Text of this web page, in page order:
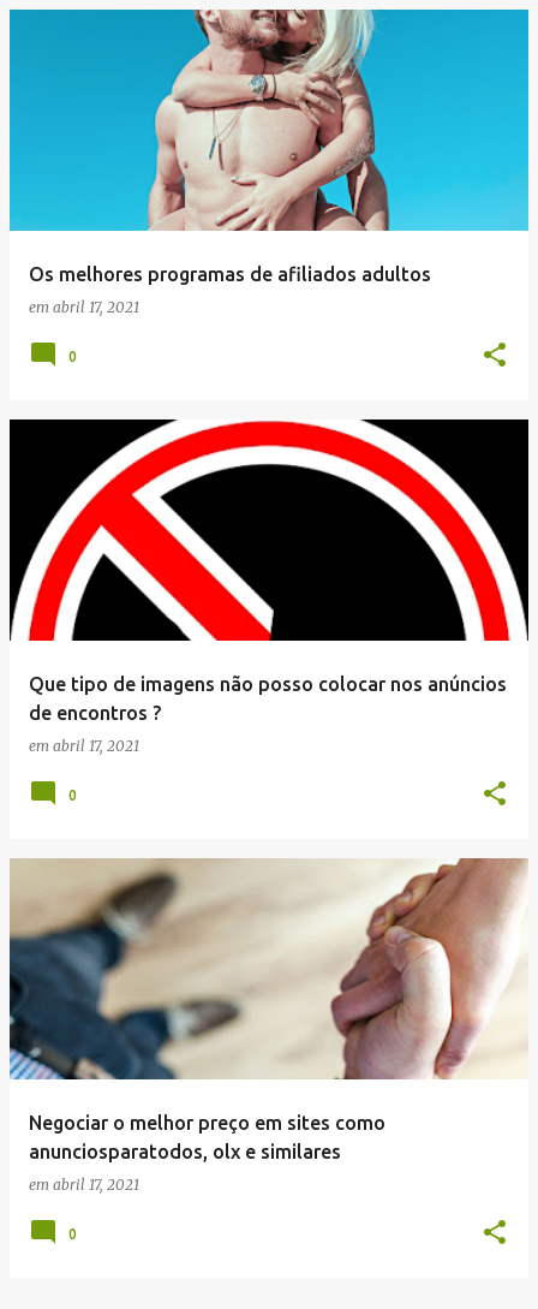
Os melhores programas de afiliados adultos
em abril 17, 2021
0
Que tipo de imagens não posso colocar nos anúncios
de encontros ?
em abril 17, 2021
0
Negociar o melhor preço em sites como
anunciosparatodos, olx e similares
em abril 17, 2021
0